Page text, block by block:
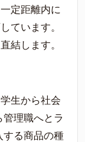
定距離内に
ています。
結します。
生から社会
理職へとラ
する商品の種